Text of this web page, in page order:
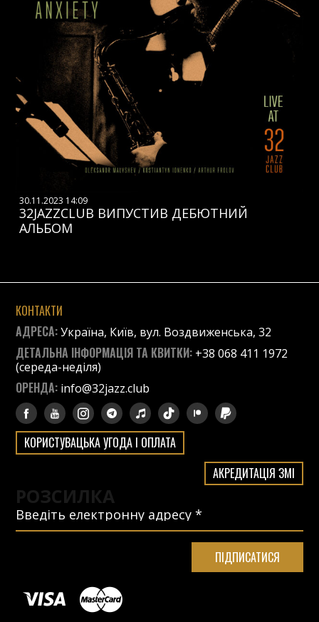
30.11.2023 14:09
32JAZZCLUB ВИПУСТИВ ДЕБЮТНИЙ
АЛЬБОМ
КОНТАКТИ
АДРЕСА:Україна, Київ, вул. Воздвиженська, 32
ДЕТАЛЬНА ІНФОРМАЦІЯ ТА КВИТКИ: +38 068 411 1972
(середа-неділя)
ОРЕНДА: info@32jazz.club
КОРИСТУВАЦЬКА УГОДА І ОПЛАТА
АКРЕДИТАЦІЯ ЗМІ
РОЗСИЛКА